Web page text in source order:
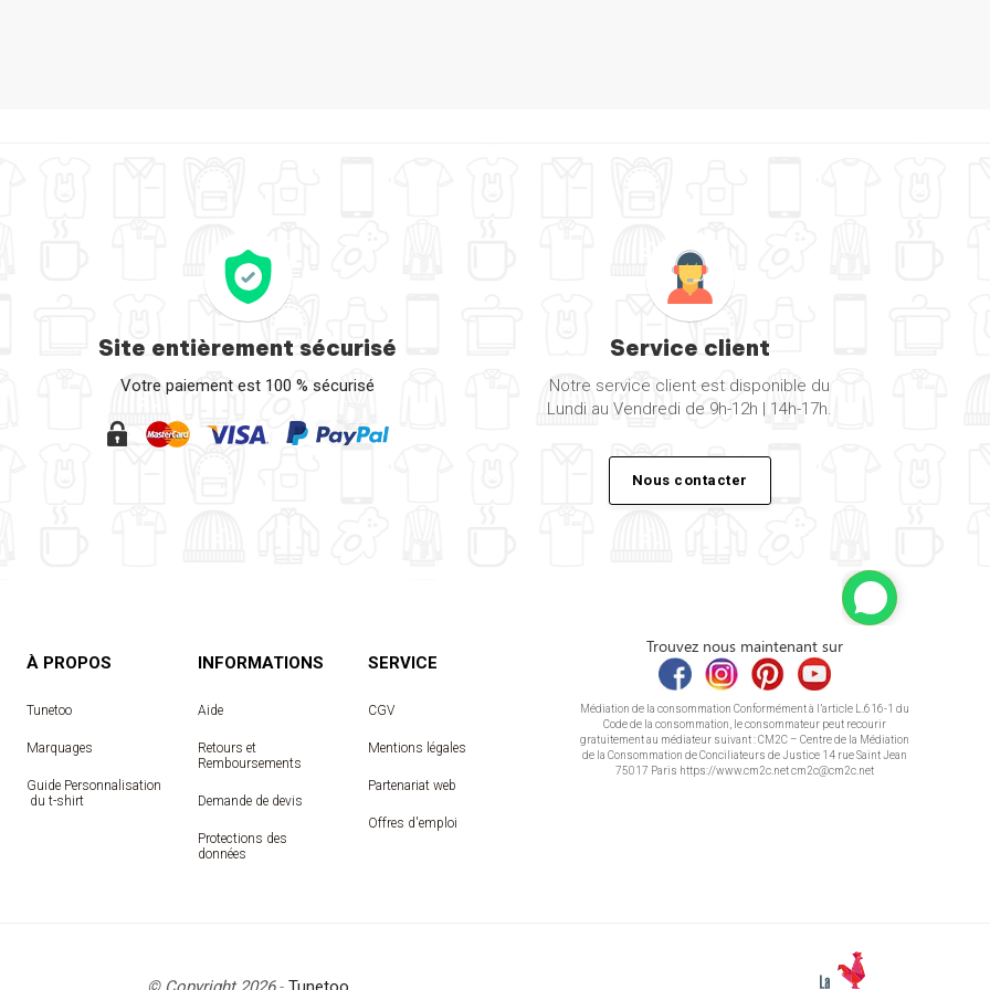
Site entièrement sécurisé
Votre paiement est 100 % sécurisé
Service client
Notre service client est disponible du
Lundi au Vendredi de 9h-12h | 14h-17h.
Nous contacter
À PROPOS
Tunetoo
Marquages
Guide Personnalisation
du t-shirt
INFORMATIONS
Aide
Retours et
Remboursements
Demande de devis
Protections des
données
SERVICE
CGV
Mentions légales
Partenariat web
Offres d'emploi
Trouvez nous maintenant sur
Médiation de la consommation Conformément à l’article L.616-1 du
Code de la consommation, le consommateur peut recourir
gratuitement au médiateur suivant : CM2C – Centre de la Médiation
de la Consommation de Conciliateurs de Justice 14 rue Saint Jean
75017 Paris https://www.cm2c.net cm2c@cm2c.net